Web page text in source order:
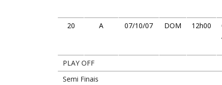
20 A 07/10/07 DOM 12h00
PLAY OFF
Semi Finais